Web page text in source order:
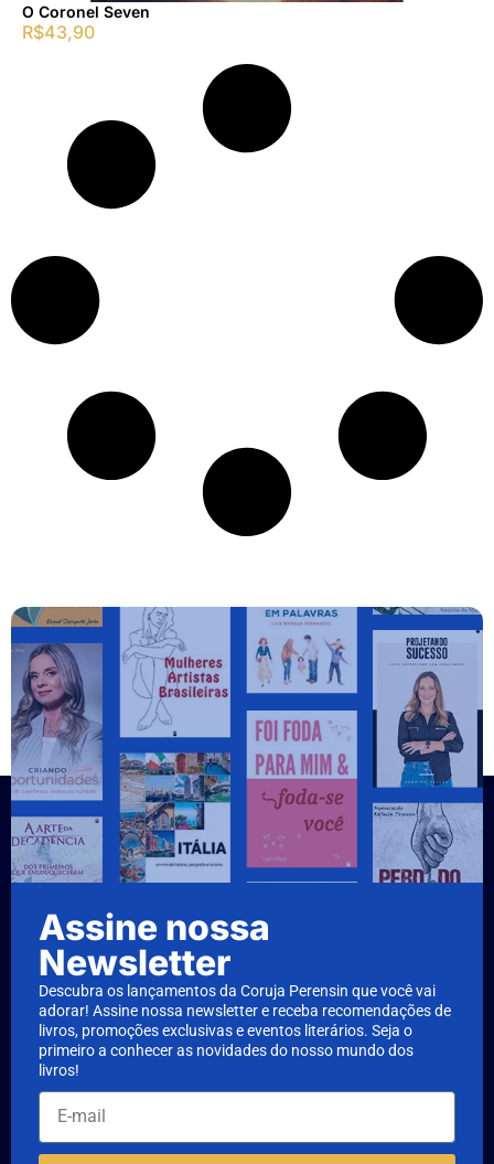
O Coronel Seven
R$43,90
Assine nossa
Newsletter
Descubra os lançamentos da Coruja Perensin que você vai
adorar! Assine nossa newsletter e receba recomendações de
livros, promoções exclusivas e eventos literários. Seja o
primeiro a conhecer as novidades do nosso mundo dos
livros!